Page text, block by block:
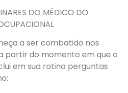
DO MÉDICO DO
a ser combatido nos
partir do momento em que o
em sua rotina perguntas